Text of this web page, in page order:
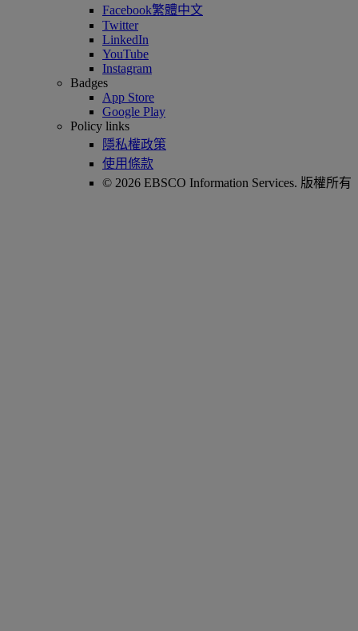
Facebook繁體中文
Twitter
LinkedIn
YouTube
Instagram
Badges
App Store
Google Play
Policy links
隱私權政策
使用條款
© 2026 EBSCO Information Services. 版權所有